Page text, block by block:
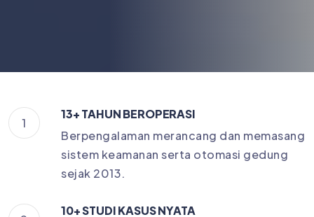
1
13+ TAHUN BEROPERASI
Berpengalaman merancang dan memasang
sistem keamanan serta otomasi gedung
sejak 2013.
10+ STUDI KASUS NYATA